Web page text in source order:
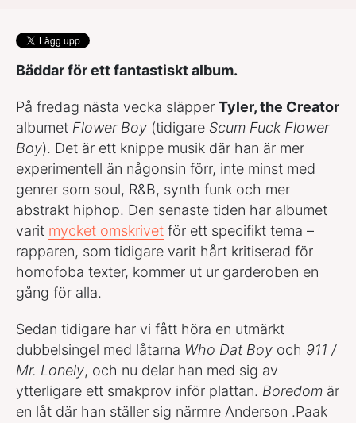
Bäddar för ett fantastiskt album.
På fredag nästa vecka släpper Tyler, the Creator
albumet Flower Boy (tidigare Scum Fuck Flower
Boy). Det är ett knippe musik där han är mer
experimentell än någonsin förr, inte minst med
genrer som soul, R&B, synth funk och mer
abstrakt hiphop. Den senaste tiden har albumet
varit mycket omskrivet för ett specifikt tema –
rapparen, som tidigare varit hårt kritiserad för
homofoba texter, kommer ut ur garderoben en
gång för alla.
Sedan tidigare har vi fått höra en utmärkt
dubbelsingel med låtarna Who Dat Boy och 911 /
Mr. Lonely, och nu delar han med sig av
ytterligare ett smakprov inför plattan. Boredom är
en låt där han ställer sig närmre Anderson .Paak